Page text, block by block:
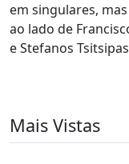
em singulares,
ao lado de
e Stefanos
Mais Vistas